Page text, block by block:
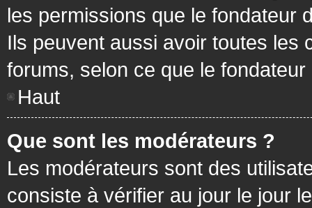
les permissions que le fondateur
Ils peuvent aussi avoir toutes les
forums, selon ce que le
Haut
Que sont les modérateurs ?
Les modérateurs sont des
consiste à vérifier au jour le jour